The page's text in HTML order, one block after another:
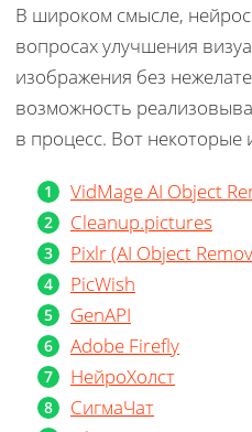
В широком смысле,
вопросах улучшения
изображения без
возможность
в процесс. Вот некоторые
VidMage AI Object
Cleanup.pictures
Pixlr (AI Object
PicWish
GenAPI
Adobe Firefly
НейроХолст
СигмаЧат